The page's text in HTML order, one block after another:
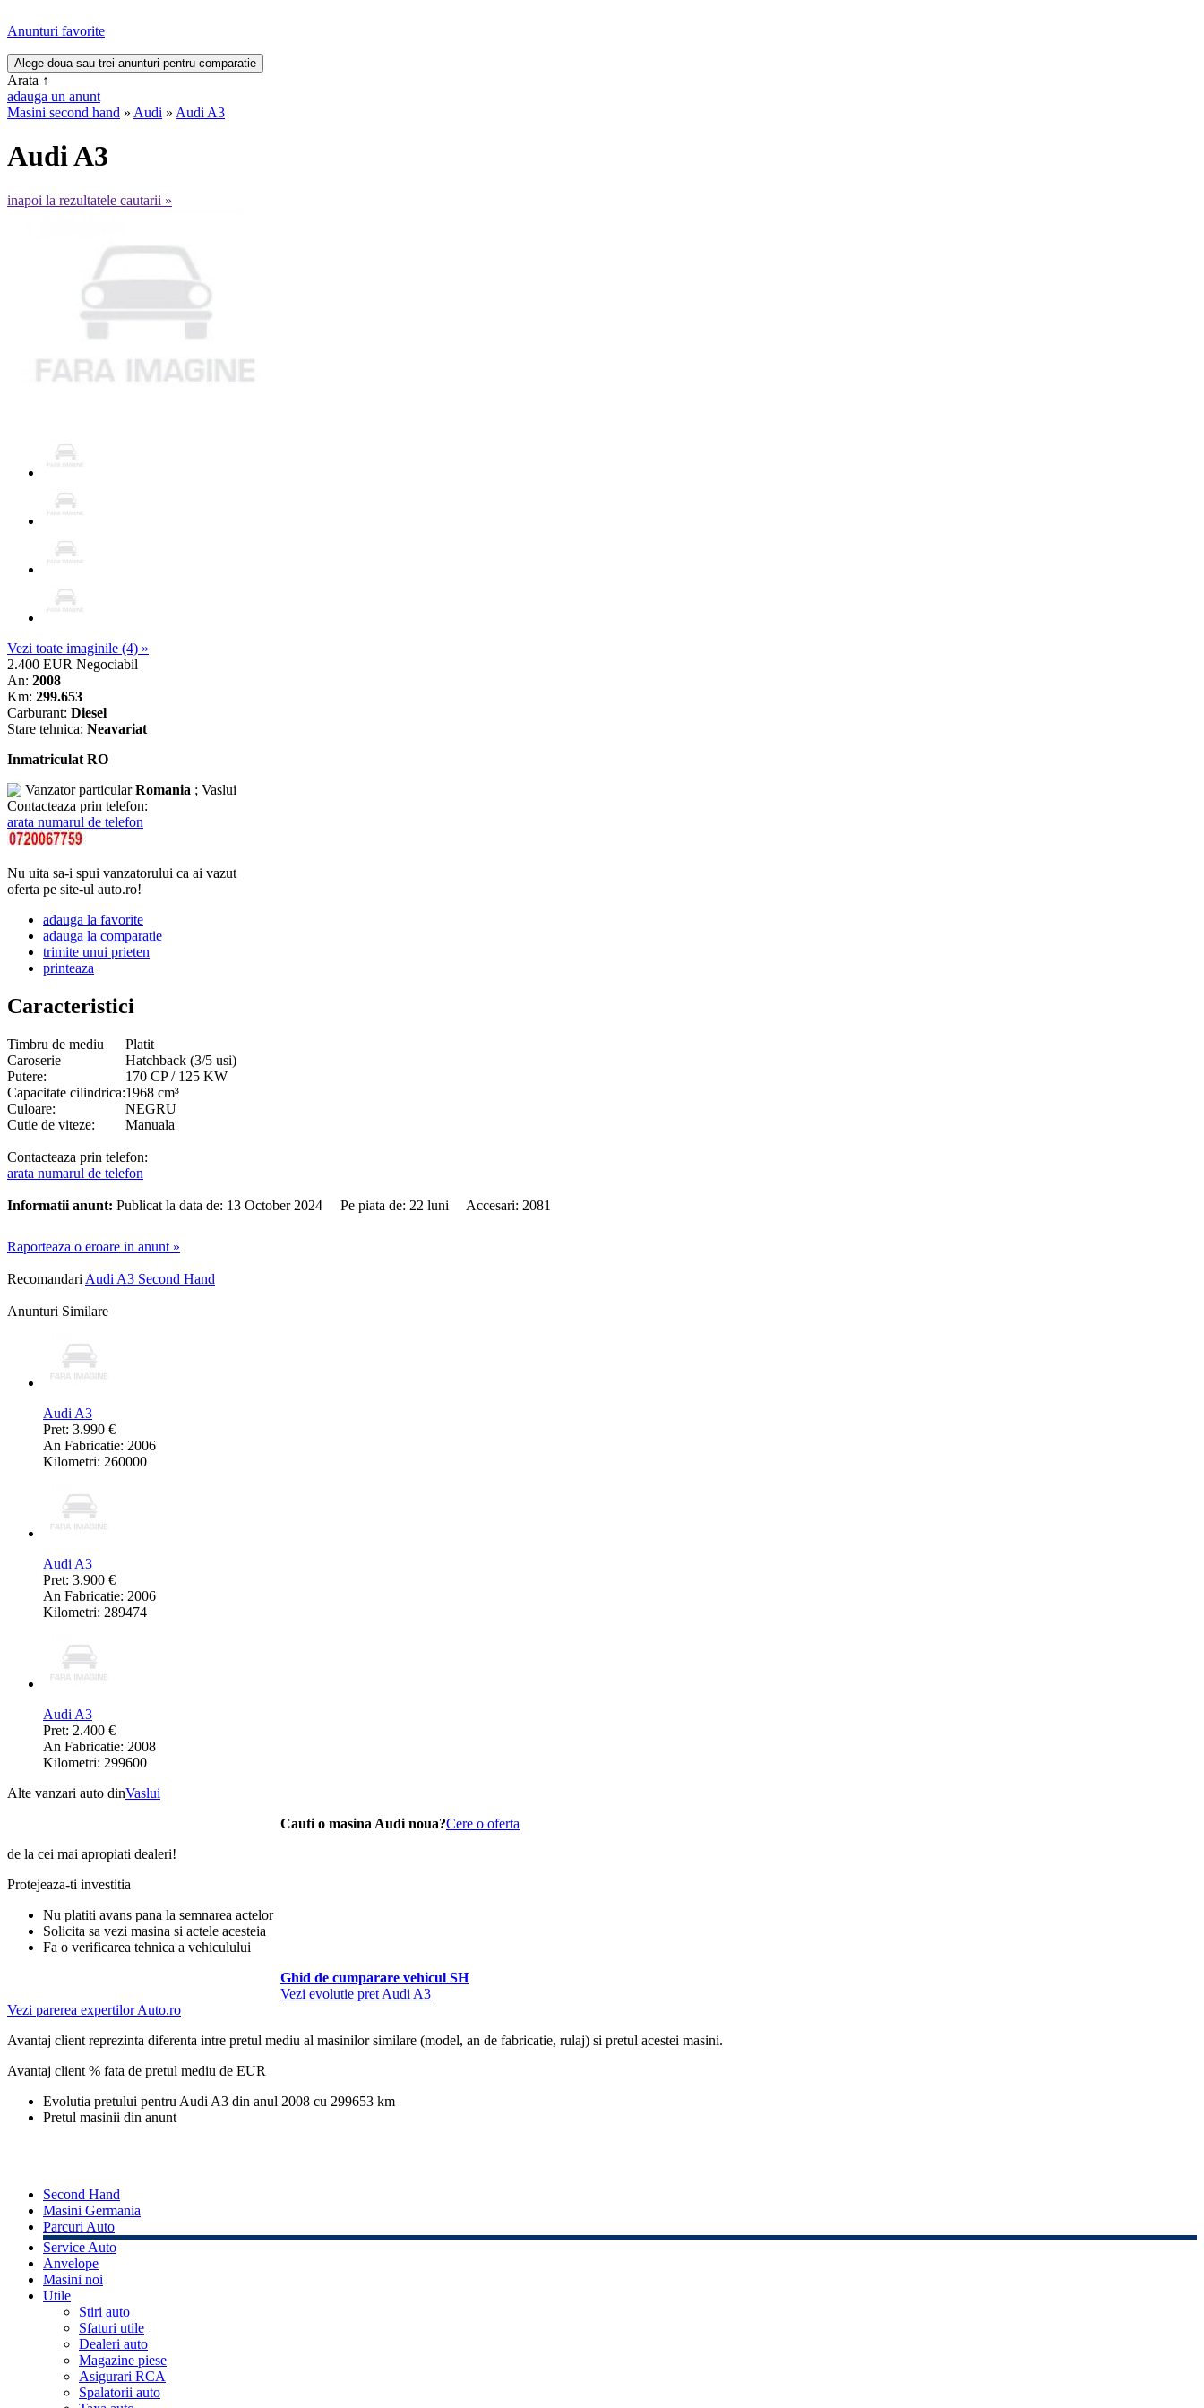
Anunturi favorite
Arata ↑
adauga un anunt
Masini second hand » Audi » Audi A3
Audi A3
inapoi la rezultatele cautarii »
Vezi toate imaginile (4) »
2.400 EUR Negociabil
An: 2008
Km: 299.653
Carburant: Diesel
Stare tehnica: Neavariat
Inmatriculat RO
Vanzator particularRomania ; Vaslui
Contacteaza prin telefon:
arata numarul de telefon
Nu uita sa-i spui vanzatorului ca ai vazut
oferta pe site-ul auto.ro!
adauga la favorite
adauga la comparatie
trimite unui prieten
printeaza
Caracteristici
Timbru de mediu
Platit
Caroserie
Hatchback (3/5 usi)
Putere:
170 CP / 125 KW
Capacitate cilindrica:1968 cm³
Culoare:
NEGRU
Cutie de viteze:
Manuala
Contacteaza prin telefon:
arata numarul de telefon
Informatii anunt: Publicat la data de: 13 October 2024 Pe piata de: 22 luni Accesari: 2081
Raporteaza o eroare in anunt »
Recomandari Audi A3 Second Hand
Anunturi Similare
Audi A3
Pret: 3.990 €
An Fabricatie: 2006
Kilometri: 260000
Audi A3
Pret: 3.900 €
An Fabricatie: 2006
Kilometri: 289474
Audi A3
Pret: 2.400 €
An Fabricatie: 2008
Kilometri: 299600
Alte vanzari auto dinVaslui
Cauti o masina Audi noua?Cere o oferta
de la cei mai apropiati dealeri!
Protejeaza-ti investitia
Nu platiti avans pana la semnarea actelor
Solicita sa vezi masina si actele acesteia
Fa o verificarea tehnica a vehiculului
Ghid de cumparare vehicul SH
Vezi evolutie pret Audi A3
Vezi parerea expertilor Auto.ro
Avantaj client reprezinta diferenta intre pretul mediu al masinilor similare (model, an de fabricatie, rulaj) si pretul acestei masini.
Avantaj client % fata de pretul mediu de EUR
Evolutia pretului pentru Audi A3 din anul 2008 cu 299653 km
Pretul masinii din anunt
Second Hand
Masini Germania
Parcuri Auto
Service Auto
Anvelope
Masini noi
Utile
Stiri auto
Sfaturi utile
Dealeri auto
Magazine piese
Asigurari RCA
Spalatorii auto